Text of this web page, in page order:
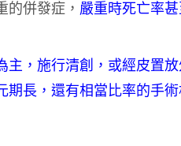
的併發症， 嚴重時死亡率
主，施行清創，或經皮置
期長，還有相當比率的手